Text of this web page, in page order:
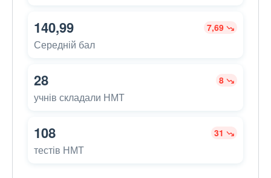
140,99 7,69
Середній бал
28 8
учнів складали НМТ
108 31
тестів НМТ